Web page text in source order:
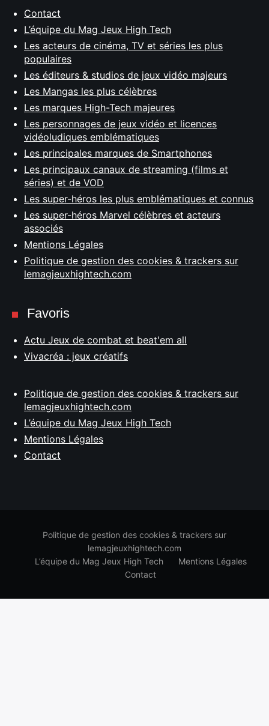
Contact
L’équipe du Mag Jeux High Tech
Les acteurs de cinéma, TV et séries les plus
populaires
Les éditeurs & studios de jeux vidéo majeurs
Les Mangas les plus célèbres
Les marques High-Tech majeures
Les personnages de jeux vidéo et licences
vidéoludiques emblématiques
Les principales marques de Smartphones
Les principaux canaux de streaming (films et
séries) et de VOD
Les super-héros les plus emblématiques et connus
Les super-héros Marvel célèbres et acteurs
associés
Mentions Légales
Politique de gestion des cookies & trackers sur
lemagjeuxhightech.com
Favoris
Actu Jeux de combat et beat'em all
Vivacréa : jeux créatifs
Politique de gestion des cookies & trackers sur
lemagjeuxhightech.com
L’équipe du Mag Jeux High Tech
Mentions Légales
Contact
Politique de gestion des cookies & trackers sur
lemagjeuxhightech.com
L’équipe du Mag Jeux High Tech
Mentions Légales
Contact